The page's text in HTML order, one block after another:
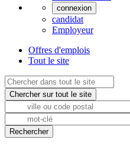
connexion
candidat
Employeur
Offres d'emplois
Tout le site